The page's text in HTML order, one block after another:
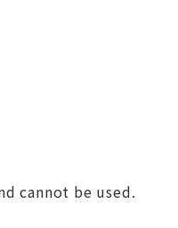
cannot be used.